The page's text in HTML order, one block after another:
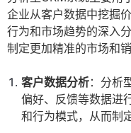
企业从客户数据中挖掘
行为和市场趋势的深入
制定更加精准的市场和销
客户数据分析：分析
偏好、反馈等数据进
和行为模式，从而制